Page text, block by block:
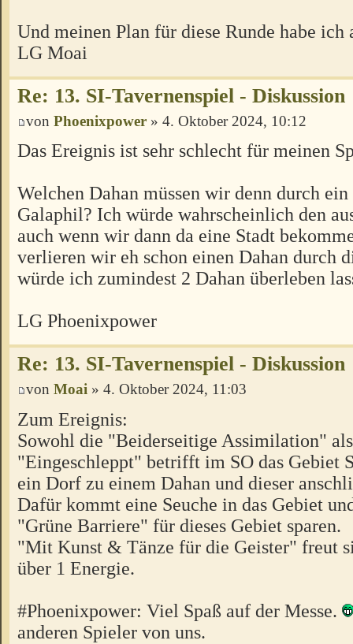
Und meinen Plan für diese Runde habe ich
LG Moai
Re: 13. SI-Tavernenspiel - Diskussion
von Phoenixpower » 4. Oktober 2024, 10:12
Das Ereignis ist sehr schlecht für meinen
Welchen Dahan müssen wir denn durch
Galaphil? Ich würde wahrscheinlich den
auch wenn wir dann da eine Stadt
verlieren wir eh schon einen Dahan durch
würde ich zumindest 2 Dahan überleben
LG Phoenixpower
Re: 13. SI-Tavernenspiel - Diskussion
von Moai » 4. Oktober 2024, 11:03
Zum Ereignis:
Sowohl die "Beiderseitige Assimilation"
"Eingeschleppt" betrifft im SO das Gebiet
ein Dorf zu einem Dahan und dieser
Dafür kommt eine Seuche in das Gebiet
"Grüne Barriere" für dieses Gebiet sparen.
"Mit Kunst & Tänze für die Geister" freut
über 1 Energie.
#Phoenixpower: Viel Spaß auf der Messe.
anderen Spieler von uns.